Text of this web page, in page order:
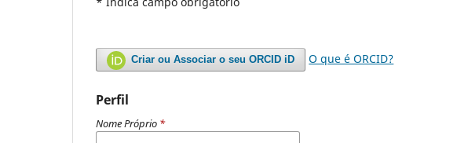
Criar ou Associar o seu ORCID iD O que é ORCID?
Perfil
Nome Próprio *